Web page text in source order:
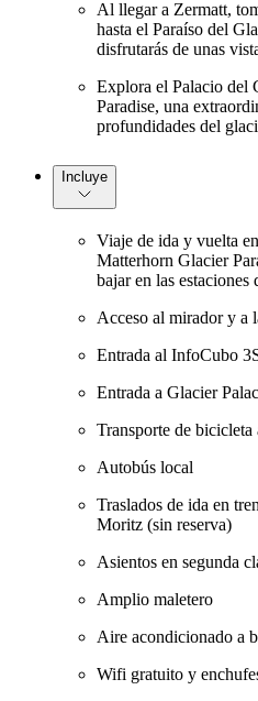
Al llegar a Zermatt,
hasta el Paraíso del
disfrutarás de unas
Explora el Palacio del
Paradise, una
profundidades del
Incluye
Viaje de ida y vuelta
Matterhorn Glacier
bajar en las estaciones
Acceso al mirador y a
Entrada al InfoCubo
Entrada a Glacier
Transporte de bicicleta
Autobús local
Traslados de ida en
Moritz (sin reserva)
Asientos en segunda
Amplio maletero
Aire acondicionado a
Wifi gratuito y